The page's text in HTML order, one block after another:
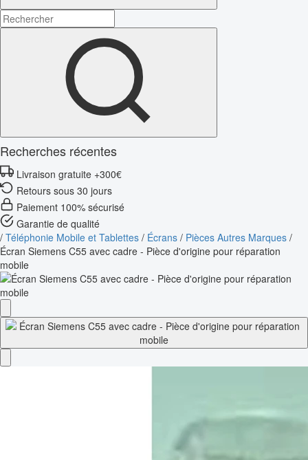
Recherches récentes
Livraison gratuite +300€
Retours sous 30 jours
Paiement 100% sécurisé
Garantie de qualité
/ Téléphonie Mobile et Tablettes / Écrans / Pièces Autres Marques /
Écran Siemens C55 avec cadre - Pièce d'origine pour réparation
mobile